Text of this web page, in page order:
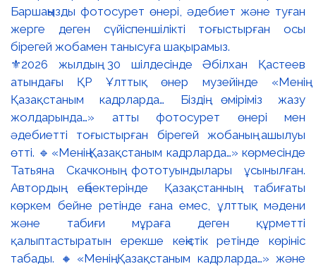
⚜️2026 жылдың 30 шілдесінде Әбілхан Қастеев
атындағы ҚР Ұлттық өнер музейінде «Менің
Қазақстаным кадрларда… Біздің өміріміз жазу
жолдарында…» атты фотосурет өнері мен
әдебиетті тоғыстырған бірегей жобаның ашылуы
өтті. 🔹«Менің Қазақстаным кадрларда…» көрмесінде
Татьяна Скачконың фототуындылары ұсынылған.
Автордың еңбектерінде Қазақстанның табиғаты
көркем бейне ретінде ғана емес, ұлттық мәдени
және табиғи мұраға деген құрметті
қалыптастыратын ерекше кеңістік ретінде көрініс
табады. 🔸«Менің Қазақстаным кадрларда…» және